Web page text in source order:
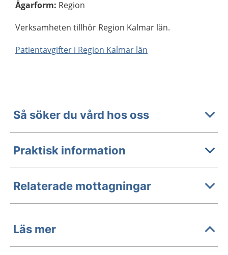
Ägarform: Region
Verksamheten tillhör Region Kalmar län.
Patientavgifter i Region Kalmar län
Så söker du vård hos oss
Praktisk information
Relaterade mottagningar
Läs mer